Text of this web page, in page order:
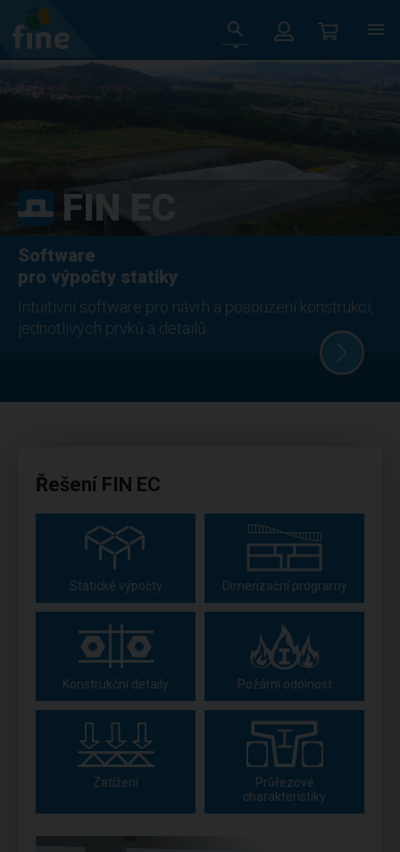
FIN EC
Software
pro výpočty statiky
Intuitivní software pro návrh a posouzení konstrukcí,
jednotlivých prvků a detailů.
Řešení FIN EC
Statické výpočty Dimenzační programy
Konstrukční detaily Požární odolnost
Zatížení
Průřezové
charakteristiky